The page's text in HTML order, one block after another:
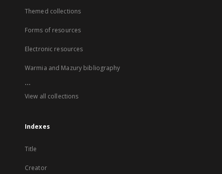
Themed collections
Forms of resources
Electronic resources
Warmia and Mazury bibliography
...
View all collections
Indexes
Title
Creator